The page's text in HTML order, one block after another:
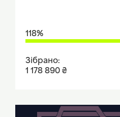
Зібрано:
1 178 890 ₴
118%